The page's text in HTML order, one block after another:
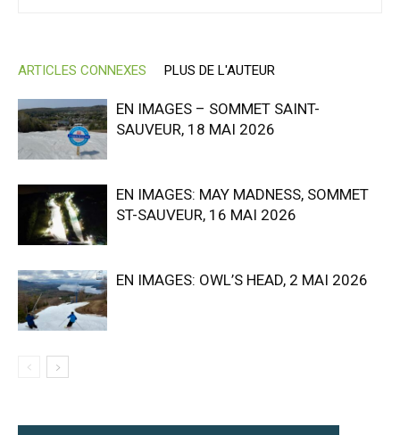
ARTICLES CONNEXES PLUS DE L'AUTEUR
EN IMAGES – SOMMET SAINT-
SAUVEUR, 18 MAI 2026
EN IMAGES: MAY MADNESS, SOMMET
ST-SAUVEUR, 16 MAI 2026
EN IMAGES: OWL’S HEAD, 2 MAI 2026